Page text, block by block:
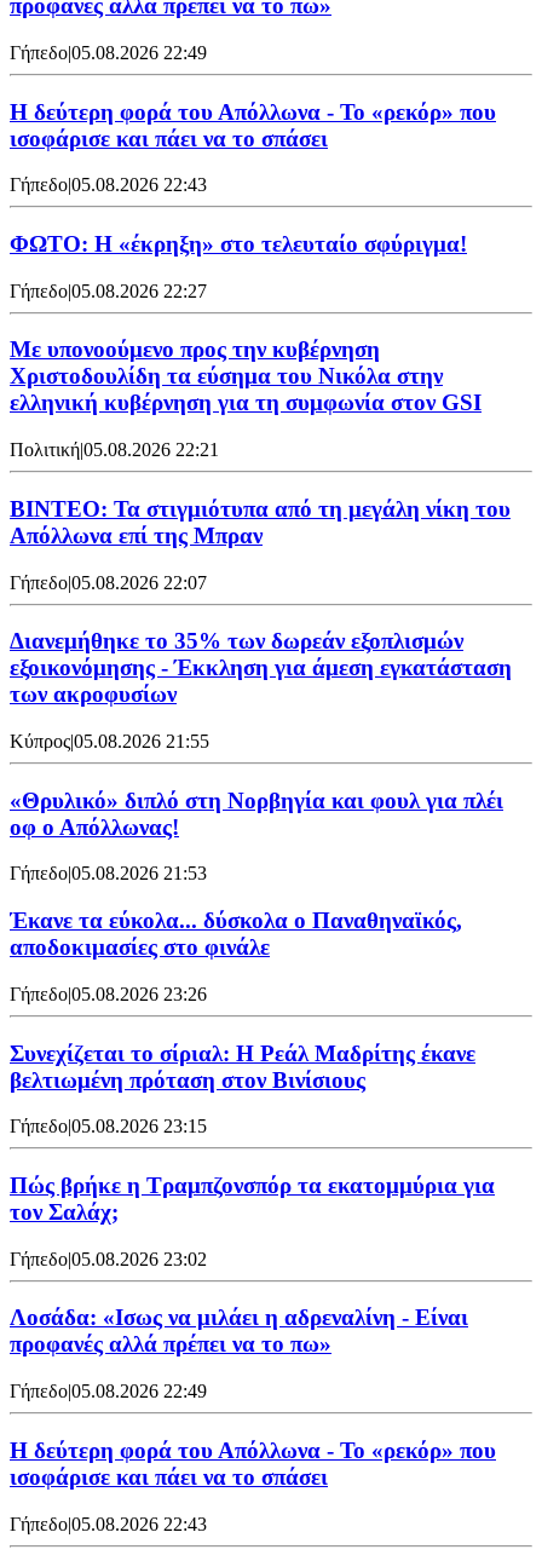
προφανές αλλά πρέπει να το πω»
Γήπεδο|05.08.2026 22:49
Η δεύτερη φορά του Απόλλωνα - Το «ρεκόρ» που
ισοφάρισε και πάει να το σπάσει
Γήπεδο|05.08.2026 22:43
ΦΩΤΟ: Η «έκρηξη» στο τελευταίο σφύριγμα!
Γήπεδο|05.08.2026 22:27
Με υπονοούμενο προς την κυβέρνηση
Χριστοδουλίδη τα εύσημα του Νικόλα στην
ελληνική κυβέρνηση για τη συμφωνία στον GSI
Πολιτική|05.08.2026 22:21
ΒΙΝΤΕΟ: Τα στιγμιότυπα από τη μεγάλη νίκη του
Απόλλωνα επί της Μπραν
Γήπεδο|05.08.2026 22:07
Διανεμήθηκε το 35% των δωρεάν εξοπλισμών
εξοικονόμησης - Έκκληση για άμεση εγκατάσταση
των ακροφυσίων
Κύπρος|05.08.2026 21:55
«Θρυλικό» διπλό στη Νορβηγία και φουλ για πλέι
οφ ο Απόλλωνας!
Γήπεδο|05.08.2026 21:53
Έκανε τα εύκολα... δύσκολα ο Παναθηναϊκός,
αποδοκιμασίες στο φινάλε
Γήπεδο|05.08.2026 23:26
Συνεχίζεται το σίριαλ: Η Ρεάλ Μαδρίτης έκανε
βελτιωμένη πρόταση στον Βινίσιους
Γήπεδο|05.08.2026 23:15
Πώς βρήκε η Τραμπζονσπόρ τα εκατομμύρια για
τον Σαλάχ;
Γήπεδο|05.08.2026 23:02
Λοσάδα: «Ισως να μιλάει η αδρεναλίνη - Είναι
προφανές αλλά πρέπει να το πω»
Γήπεδο|05.08.2026 22:49
Η δεύτερη φορά του Απόλλωνα - Το «ρεκόρ» που
ισοφάρισε και πάει να το σπάσει
Γήπεδο|05.08.2026 22:43